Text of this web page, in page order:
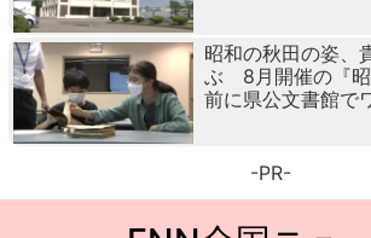
昭和の秋田の姿、
ぶ 8月開催の『昭
前に県公文書館で
-PR-